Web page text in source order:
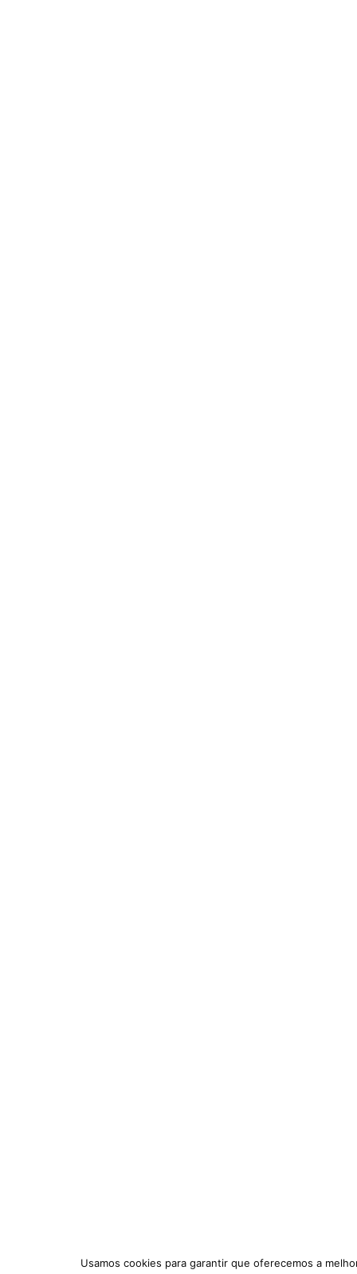
Usamos cookies para garantir que oferecemos a